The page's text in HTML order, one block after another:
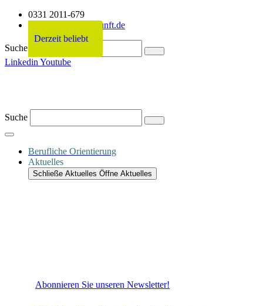
0331 2011-679
info@netzwerkzukunft.de
Suche
Linkedin Youtube
Suche
Berufliche Orientierung
Aktuelles
Schließe Aktuelles Öffne Aktuelles
Derzeit beliebt
Abonnieren Sie unseren Newsletter!
Derzeit beliebt
Derzeit beliebt
Derzeit beliebt